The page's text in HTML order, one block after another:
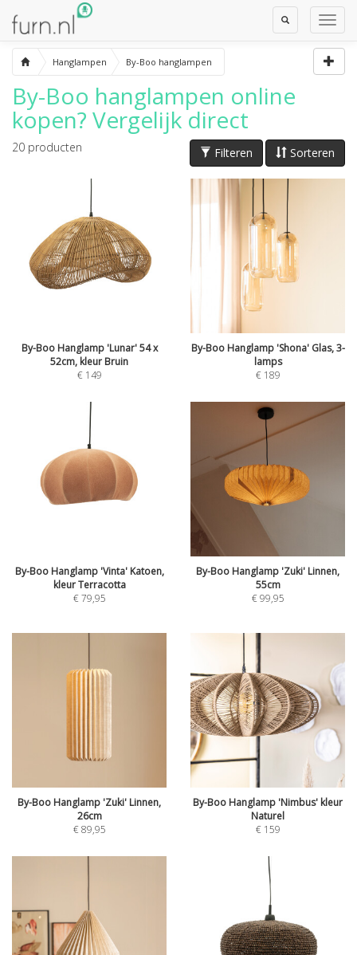
Toggle
Search
Hanglampen By-Boo hanglampen
By-Boo hanglampen online
kopen? Vergelijk direct
Sorteren
Filteren
20 producten
By-Boo Hanglamp 'Lunar' 54 x
52cm, kleur Bruin
€ 149
By-Boo Hanglamp 'Shona' Glas, 3-
lamps
€ 189
By-Boo Hanglamp 'Vinta' Katoen,
kleur Terracotta
€79,95
By-Boo Hanglamp 'Zuki' Linnen,
55cm
€99,95
By-Boo Hanglamp 'Zuki' Linnen,
26cm
€89,95
By-Boo Hanglamp 'Nimbus' kleur
Naturel
€ 159